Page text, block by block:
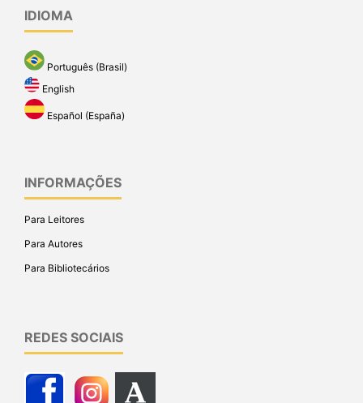
IDIOMA
Português (Brasil)
English
Español (España)
INFORMAÇÕES
Para Leitores
Para Autores
Para Bibliotecários
REDES SOCIAIS